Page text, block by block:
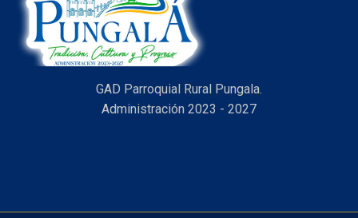
GAD Parroquial Rural Pungala.
Administración 2023 - 2027